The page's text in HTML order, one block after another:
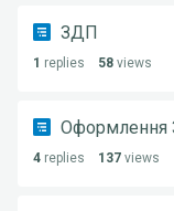
ЗДП
1 replies 58 views
4 replies 137 views